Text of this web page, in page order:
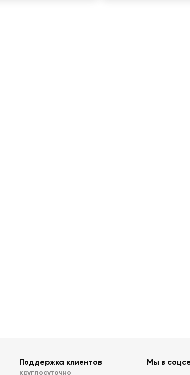
Поддержка клиентов
круглосуточно
Мы в